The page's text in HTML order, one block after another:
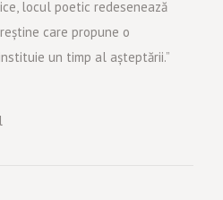
locul poetic redesenează
care propune o
un timp al așteptării.”